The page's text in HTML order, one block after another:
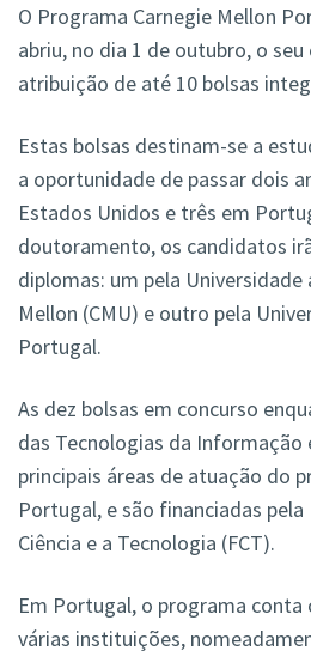
O Programa Carnegie Mellon
abriu, no dia 1 de outubro, o
atribuição de até 10 bolsas
Estas bolsas destinam-se a
a oportunidade de passar dois
Estados Unidos e três em
doutoramento, os candidatos
diplomas: um pela Universidade
Mellon (CMU) e outro pela
Portugal.
As dez bolsas em concurso
das Tecnologias da Informação
principais áreas de atuação do
Portugal, e são financiadas pela
Ciência e a Tecnologia (FCT).
Em Portugal, o programa
várias instituições,